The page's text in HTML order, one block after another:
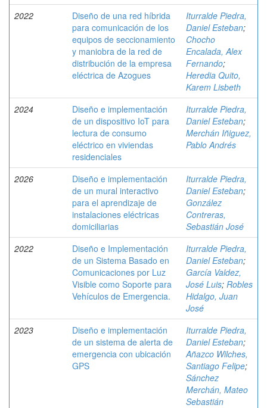
2022
Diseño de una red híbrida
para comunicación de los
equipos de seccionamiento
y maniobra de la red de
distribución de la empresa
eléctrica de Azogues
Iturralde Piedra,
Daniel Esteban;
Chocho
Encalada, Alex
Fernando;
Heredia Quito,
Karem Lisbeth
2024
Diseño e implementación
de un dispositivo IoT para
lectura de consumo
eléctrico en viviendas
residenciales
Iturralde Piedra,
Daniel Esteban;
Merchán Iñiguez,
Pablo Andrés
2026
Diseño e implementación
de un mural interactivo
para el aprendizaje de
instalaciones eléctricas
domiciliarias
Iturralde Piedra,
Daniel Esteban;
González
Contreras,
Sebastián José
2022
Diseño e Implementación
de un Sistema Basado en
Comunicaciones por Luz
Visible como Soporte para
Vehículos de Emergencia.
Iturralde Piedra,
Daniel Esteban;
García Valdez,
José Luis; Robles
Hidalgo, Juan
José
2023
Diseño e implementación
de un sistema de alerta de
emergencia con ubicación
GPS
Iturralde Piedra,
Daniel Esteban;
Añazco Wilches,
Santiago Felipe;
Sánchez
Merchán, Mateo
Sebastián